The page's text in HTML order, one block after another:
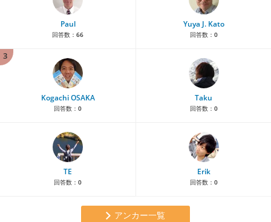
Paul
回答数： 66
Yuya J. Kato
回答数： 0
3
Kogachi OSAKA
回答数： 0
Taku
回答数： 0
TE
回答数： 0
Erik
回答数： 0
アンカー一覧